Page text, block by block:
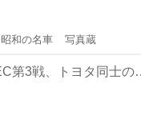
昭和の名車 写真蔵
WEC第3戦、トヨタ同士の争いを7号車が